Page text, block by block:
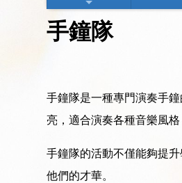
手鐘隊
手鐘隊是一種專門演奏手
亮，適合演奏各種音樂風格
手鐘隊的活動不僅能夠提
他們的才華。